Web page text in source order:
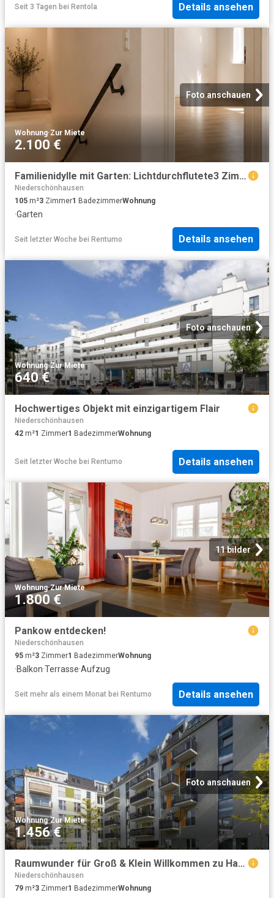
Seit 3 Tagen bei Rentola Details ansehen
Foto anschauen
Wohnung·Zur Miete
2.100 €
Familienidylle mit Garten: Lichtdurchflutete3 Zimmer Maisonette in begehrter Lage von Berlin Niederschönhausen
Niederschönhausen
105 m²3 Zimmer1 BadezimmerWohnung
·Garten
Seit letzter Woche bei Rentumo Details ansehen
Foto anschauen
Wohnung·Zur Miete
640 €
Hochwertiges Objekt mit einzigartigem Flair
Niederschönhausen
42 m²1 Zimmer1 BadezimmerWohnung
Seit letzter Woche bei Rentumo Details ansehen
11 bilder
Wohnung·Zur Miete
1.800 €
Pankow entdecken!
Niederschönhausen
95 m²3 Zimmer1 BadezimmerWohnung
·Balkon·Terrasse·Aufzug
Seit mehr als einem Monat bei Rentumo Details ansehen
Foto anschauen
Wohnung·Zur Miete
1.456 €
Raumwunder für Groß & Klein Willkommen zu Hause
Niederschönhausen
79 m²3 Zimmer1 BadezimmerWohnung